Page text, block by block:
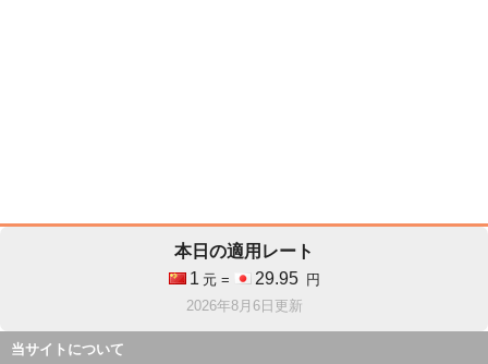
本日の適用レート
1 元 = 29.95
円
2026年8月6日更新
当サイトについて